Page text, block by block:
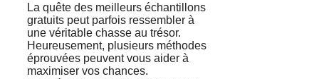
La quête des meilleurs échantillons
gratuits peut parfois ressembler à
une véritable chasse au trésor.
Heureusement, plusieurs méthodes
éprouvées peuvent vous aider à
maximiser vos chances.